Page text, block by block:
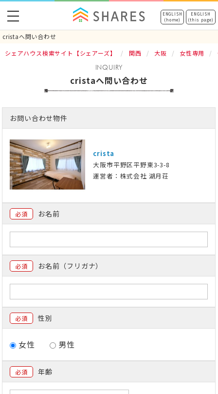
ENGLISH
(home)
ENGLISH
(this page)
cristaへ問い合わせ
toggle
navigation
シェアハウス検索サイト【シェアーズ】 関西 大阪 女性専用
INQUIRY
cristaへ問い合わせ
お問い合わせ物件
crista
大阪市平野区平野東3-3-8
運営者：株式会社 湖月荘
必須 お名前
必須 お名前（フリガナ）
必須 性別
女性 男性
必須 年齢